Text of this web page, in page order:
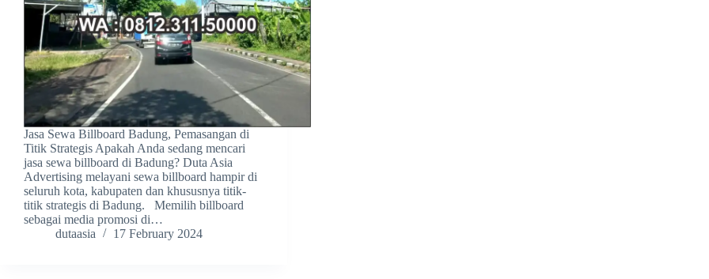
Jasa Sewa Billboard Badung, Pemasangan di
Titik Strategis Apakah Anda sedang mencari
jasa sewa billboard di Badung? Duta Asia
Advertising melayani sewa billboard hampir di
seluruh kota, kabupaten dan khususnya titik-
titik strategis di Badung. Memilih billboard
sebagai media promosi di…
dutaasia
17 February 2024